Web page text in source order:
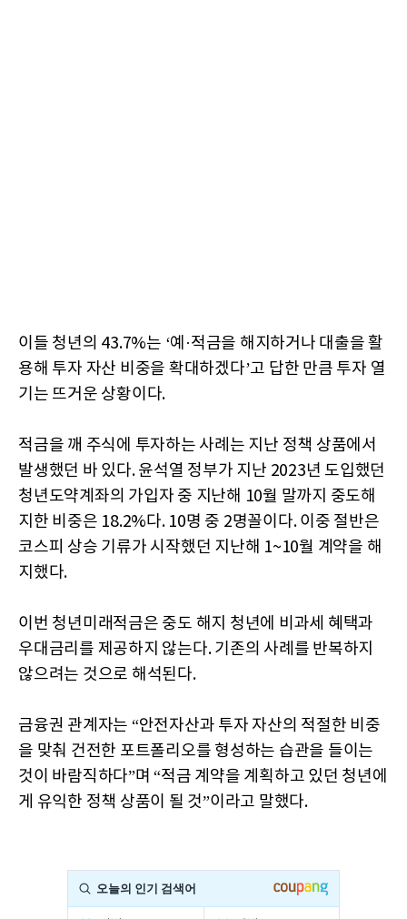
이들 청년의 43.7%는 ‘예·적금을 해지하거나 대출을 활
용해 투자 자산 비중을 확대하겠다’고 답한 만큼 투자 열
기는 뜨거운 상황이다.
적금을 깨 주식에 투자하는 사례는 지난 정책 상품에서
발생했던 바 있다. 윤석열 정부가 지난 2023년 도입했던
청년도약계좌의 가입자 중 지난해 10월 말까지 중도해
지한 비중은 18.2%다. 10명 중 2명꼴이다. 이중 절반은
코스피 상승 기류가 시작했던 지난해 1~10월 계약을 해
지했다.
이번 청년미래적금은 중도 해지 청년에 비과세 혜택과
우대금리를 제공하지 않는다. 기존의 사례를 반복하지
않으려는 것으로 해석된다.
금융권 관계자는 “안전자산과 투자 자산의 적절한 비중
을 맞춰 건전한 포트폴리오를 형성하는 습관을 들이는
것이 바람직하다”며 “적금 계약을 계획하고 있던 청년에
게 유익한 정책 상품이 될 것”이라고 말했다.